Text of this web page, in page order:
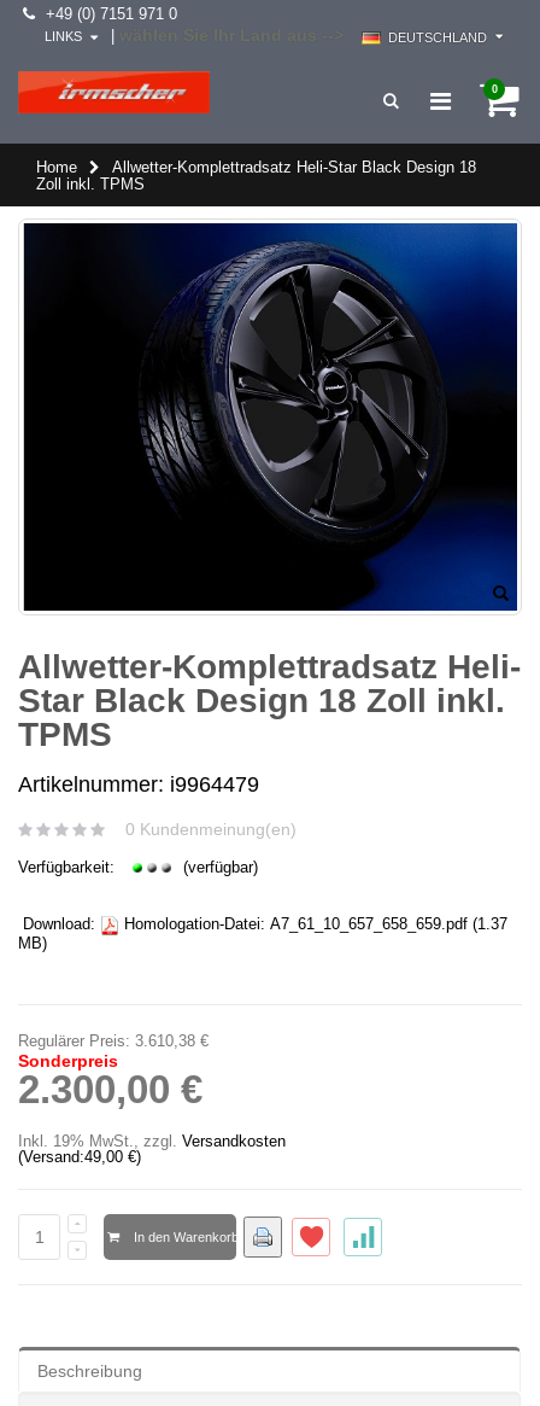
+49 (0) 7151 971 0
DEUTSCHLAND
LINKS
0
Home
Allwetter-Komplettradsatz Heli-Star Black Design 18
Zoll inkl. TPMS
Allwetter-Komplettradsatz Heli-
Star Black Design 18 Zoll inkl.
TPMS
Artikelnummer: i9964479
0 Kundenmeinung(en)
Verfügbarkeit: (verfügbar)
Download: Homologation-Datei: A7_61_10_657_658_659.pdf (1.37
MB)
Regulärer Preis: 3.610,38 €
Sonderpreis
2.300,00 €
Inkl. 19% MwSt., zzgl. Versandkosten
(Versand:49,00 €)
In den Warenkorb
Beschreibung